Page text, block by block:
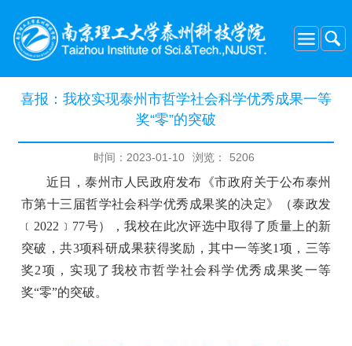
喜报：我校实现泰州市哲学社会科学优秀成果一等
奖“零”的突破
时间：2023-01-10 浏览： 5206
近日，泰州市人民政府发布《市政府关于公布泰州
市第十三届哲学社会科学优秀成果奖的决定》（泰政发
﹝ 2022﹞77号），我校在此次评选中取得了质量上的新
突破，共3项科研成果获得奖励，其中一等奖1项，三等
奖2项，实现了我校市哲学社会科学优秀成果奖一等
奖“零”的突破。